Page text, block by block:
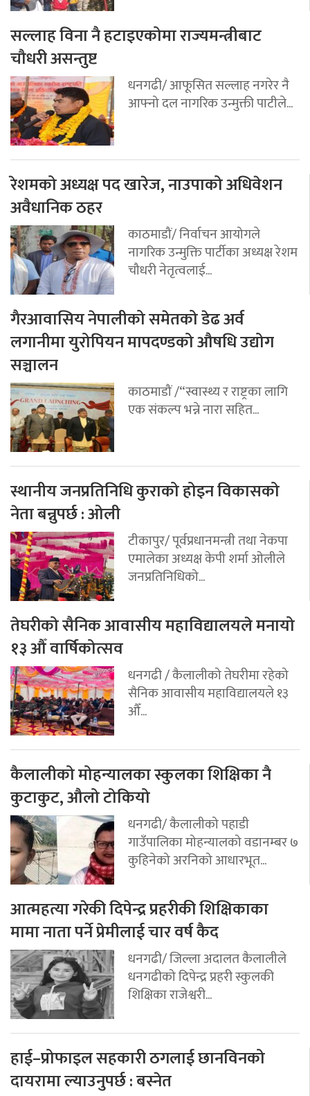
सल्लाह विना नै हटाइएकोमा राज्यमन्त्रीबाट
चौधरी असन्तुष्ट
धनगढी/ आफूसित सल्लाह नगरेर नै
आफ्नो दल नागरिक उन्मुक्ती पाटीले...
रेशमको अध्यक्ष पद खारेज, नाउपाको अधिवेशन
अवैधानिक ठहर
काठमाडौं/ निर्वाचन आयोगले
नागरिक उन्मुक्ति पार्टीका अध्यक्ष रेशम
चौधरी नेतृत्वलाई...
गैरआवासिय नेपालीको समेतको डेढ अर्व
लगानीमा युरोपियन मापदण्डको औषधि उद्योग
सञ्चालन
काठमाडौं /“स्वास्थ्य र राष्ट्रका लागि
एक संकल्प भन्ने नारा सहित...
स्थानीय जनप्रतिनिधि कुराको होइन विकासको
नेता बन्नुपर्छ : ओली
टीकापुर/ पूर्वप्रधानमन्त्री तथा नेकपा
एमालेका अध्यक्ष केपी शर्मा ओलीले
जनप्रतिनिधिको...
तेघरीको सैनिक आवासीय महाविद्यालयले मनायो
१३ औँ वार्षिकोत्सव
धनगढी / कैलालीको तेघरीमा रहेको
सैनिक आवासीय महाविद्यालयले १३
औँ...
कैलालीको मोहन्यालका स्कुलका शिक्षिका नै
कुटाकुट, औलो टोकियो
धनगढी/ कैलालीको पहाडी
गाउँपालिका मोहन्यालको वडानम्बर ७
कुहिनेको अरनिको आधारभूत...
आत्महत्या गरेकी दिपेन्द्र प्रहरीकी शिक्षिकाका
मामा नाता पर्ने प्रेमीलाई चार वर्ष कैद
धनगढी/ जिल्ला अदालत कैलालीले
धनगढीको दिपेन्द्र प्रहरी स्कुलकी
शिक्षिका राजेश्वरी...
हाई–प्रोफाइल सहकारी ठगलाई छानविनको
दायरामा ल्याउनुपर्छ : बस्नेत